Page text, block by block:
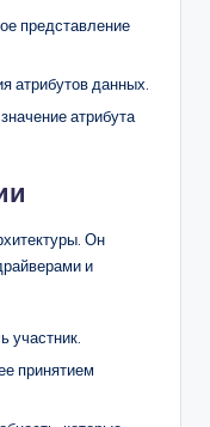
представление
атрибутов данных.
атрибута
Он
и
участник.
принятием